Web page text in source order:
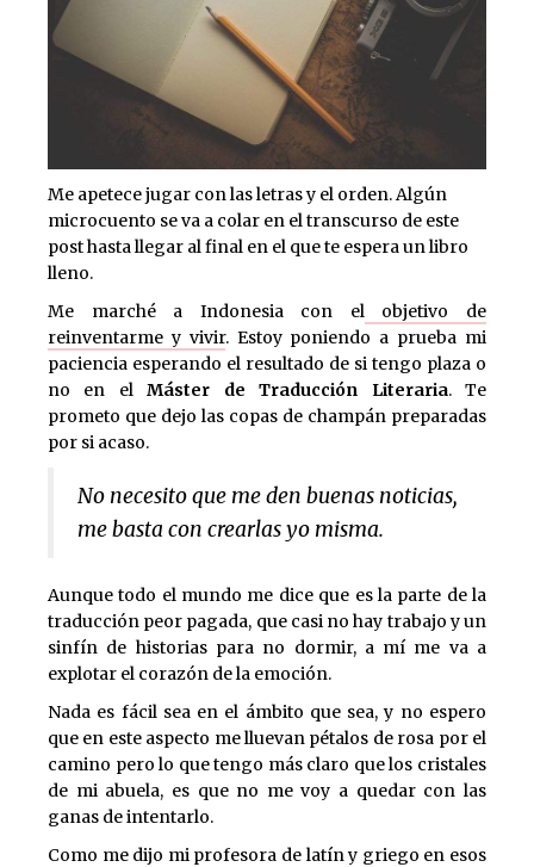
Me apetece jugar con las letras y el orden. Algún
microcuento se va a colar en el transcurso de este
post hasta llegar al final en el que te espera un libro
lleno.
Me marché a Indonesia con elobjetivo de
reinventarme y vivir. Estoy poniendo a prueba mi
paciencia esperando el resultado de si tengo plaza o
no en elMáster de Traducción Literaria. Te
prometo que dejo las copas de champán preparadas
por si acaso.
No necesito que me den buenas noticias,
me basta con crearlas yo misma.
Aunque todo el mundo me dice que es la parte de la
traducción peor pagada, que casi no hay trabajo y un
sinfín de historias para no dormir, a mí me va a
explotar el corazón de la emoción.
Nada es fácil sea en el ámbito que sea, y no espero
que en este aspecto me lluevan pétalos de rosa por el
camino pero lo que tengo más claro que los cristales
de mi abuela, es que no me voy a quedar con las
ganas de intentarlo.
Como me dijo mi profesora de latín y griego en esos